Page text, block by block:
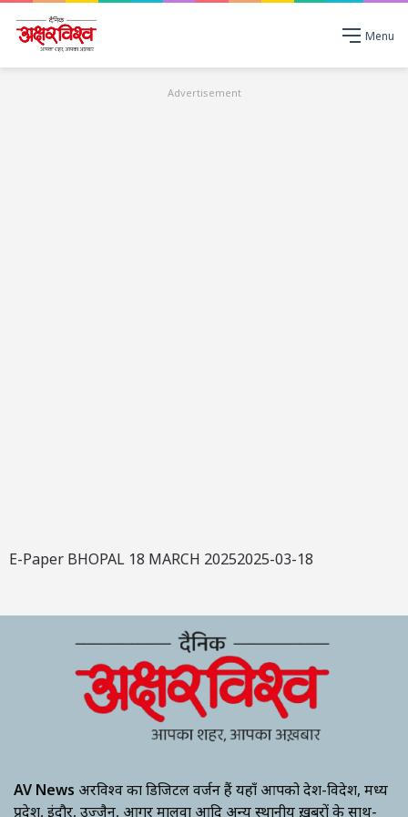
Menu
Advertisement
E-Paper BHOPAL 18 MARCH 20252025-03-18
AV News अक्षरविश्व का डिजिटल वर्जन हैं यहाँ आपको देश-विदेश, मध्य
प्रदेश, इंदौर, उज्जैन, आगर मालवा आदि अन्य स्थानीय ख़बरों के साथ-